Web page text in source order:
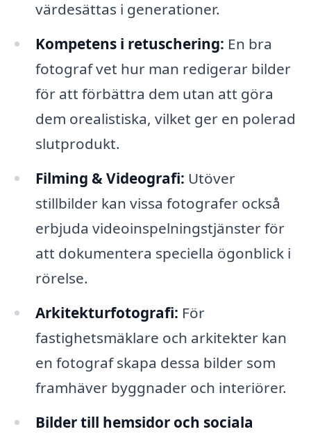
värdesättas i generationer.
Kompetens i retuschering: En bra
fotograf vet hur man redigerar bilder
för att förbättra dem utan att göra
dem orealistiska, vilket ger en polerad
slutprodukt.
Filming & Videografi: Utöver
stillbilder kan vissa fotografer också
erbjuda videoinspelningstjänster för
att dokumentera speciella ögonblick i
rörelse.
Arkitekturfotografi: För
fastighetsmäklare och arkitekter kan
en fotograf skapa dessa bilder som
framhäver byggnader och interiörer.
Bilder till hemsidor och sociala